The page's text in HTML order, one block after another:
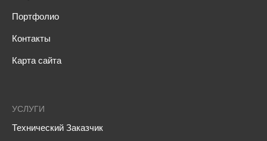
Портфолио
Контакты
Карта сайта
УСЛУГИ
Технический Заказчик